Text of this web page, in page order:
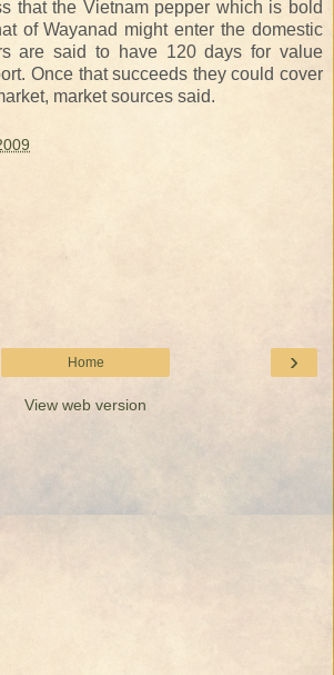
that the Vietnam pepper which is bold
of Wayanad might enter the domestic
are said to have 120 days for value
Once that succeeds they could cover
market sources said.
›
Home
View web version